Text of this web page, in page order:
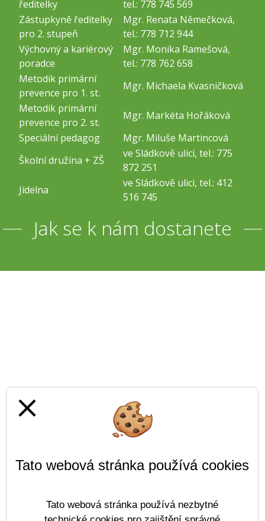
ředitelky
tel.: 778 745 569
Zástupkyně ředitelky
pro 2. stupeň
Mgr. Renata Němečková,
tel.: 778 712 944
Výchovný a kariérový
poradce
Mgr. Monika Ramešová,
tel.: 778 762 658
Metodik primární
prevence pro 1. st.
Mgr. Michaela Kvasničková
Metodik primární
prevence pro 2. st.
Mgr. Markéta Hořáková
Speciální pedagog
Mgr. Miluše Martincová
Školní družina + ZŠ
ve Sládkově ulici, tel.: 775
872 251
Jídelna
ve Sládkově ulici, tel.: 412
516 745
Jak se k nám dostanete
close
Tato webová stránka používá cookies
Tato webová stránka používá nezbytné